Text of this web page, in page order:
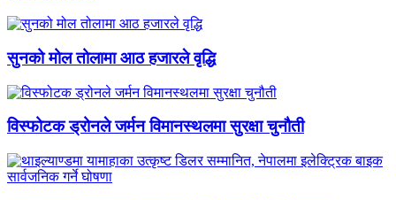
सुनको मोल तोलामा आठ हजारले वृद्धि
विस्फोटक ड्रोनले जर्मन विमानस्थलमा सुरक्षा चुनौती